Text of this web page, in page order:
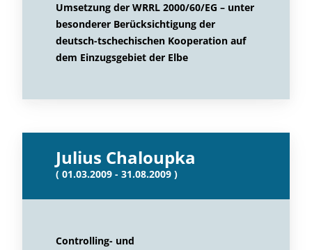
Umsetzung der WRRL 2000/60/EG – unter
besonderer Berücksichtigung der
deutsch-tschechischen Kooperation auf
dem Einzugsgebiet der Elbe
Julius Chaloupka
( 01.03.2009 - 31.08.2009 )
Controlling- und